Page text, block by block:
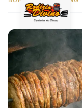
Rodizio Divino
Luanda, Belas